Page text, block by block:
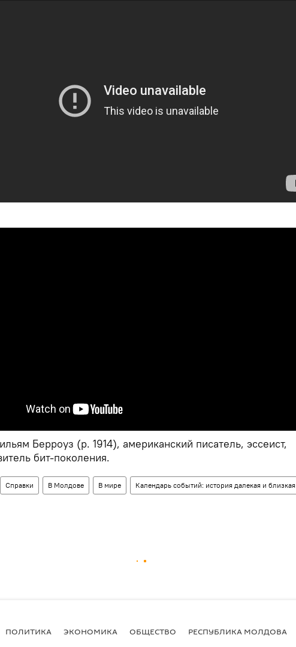
Берроуз (р. 1914), американский писатель, эссеист,
бит-поколения.
Справки В Молдове В мире Календарь событий: история далекая и близкая
ПОЛИТИКА ЭКОНОМИКА ОБЩЕСТВО РЕСПУБЛИКА МОЛДОВА